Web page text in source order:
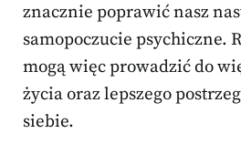
znacznie poprawić nasz
samopoczucie psychiczne.
mogą więc prowadzić do
życia oraz lepszego
siebie.